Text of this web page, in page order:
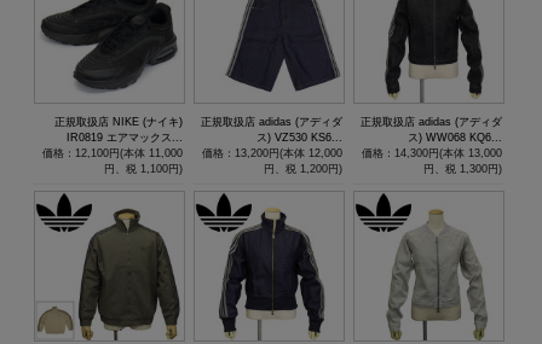
正規取扱店 NIKE (ナイキ)
IR0819 エアマックス...
価格：12,100円(本体 11,000
円、税 1,100円)
正規取扱店 adidas (アディダ
ス) VZ530 KS6...
価格：13,200円(本体 12,000
円、税 1,200円)
正規取扱店 adidas (アディダ
ス) WW068 KQ6...
価格：14,300円(本体 13,000
円、税 1,300円)